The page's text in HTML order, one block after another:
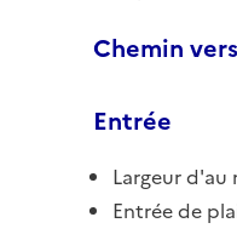
Chemin
Entrée
Largeur d'au
Entrée de